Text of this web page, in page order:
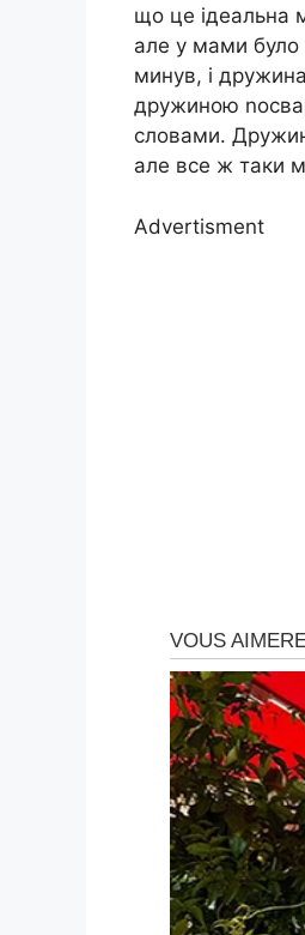
що це ідеальна
але у мами було
минув, і
дружиною
словами.
але все ж таки
Advertisment